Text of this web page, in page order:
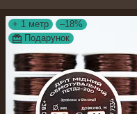
+ 1 метр
–18%
Подарунок